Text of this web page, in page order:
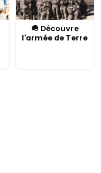
🪖 Découvre
l'armée de Terre